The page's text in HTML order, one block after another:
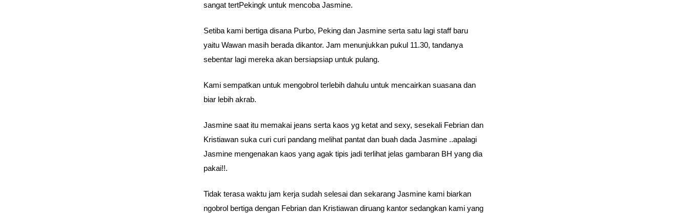
sangat tertPekingk untuk mencoba Jasmine.
Setiba kami bertiga disana Purbo, Peking dan Jasmine serta satu lagi staff baru
yaitu Wawan masih berada dikantor. Jam menunjukkan pukul 11.30, tandanya
sebentar lagi mereka akan bersiapsiap untuk pulang.
Kami sempatkan untuk mengobrol terlebih dahulu untuk mencairkan suasana dan
biar lebih akrab.
Jasmine saat itu memakai jeans serta kaos yg ketat and sexy, sesekali Febrian dan
Kristiawan suka curi curi pandang melihat pantat dan buah dada Jasmine ..apalagi
Jasmine mengenakan kaos yang agak tipis jadi terlihat jelas gambaran BH yang dia
pakai!!.
Tidak terasa waktu jam kerja sudah selesai dan sekarang Jasmine kami biarkan
ngobrol bertiga dengan Febrian dan Kristiawan diruang kantor sedangkan kami yang